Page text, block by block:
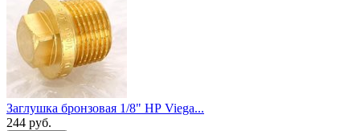
Заглушка бронзовая 1/8" НР Viega...
244 руб.